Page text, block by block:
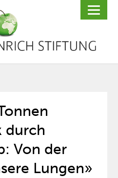
durch
Von der
Lungen»